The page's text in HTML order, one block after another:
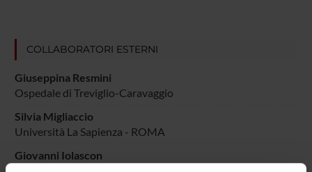
COLLABORATORI ESTERNI
Giuseppina Resmini
Ospedale di Treviglio-Caravaggio
Silvia Migliaccio
Università La Sapienza - ROMA
Giovanni Iolascon